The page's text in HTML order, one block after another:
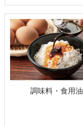
調味料・食用油